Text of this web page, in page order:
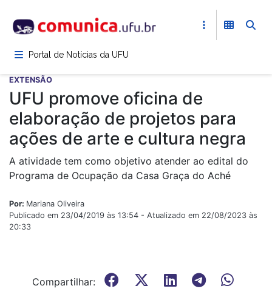
para
conteúdoPortal de Notícias da UFU
EXTENSÃO
UFU promove oficina de
elaboração de projetos para
ações de arte e cultura negra
A atividade tem como objetivo atender ao edital do
Programa de Ocupação da Casa Graça do Aché
Por: Mariana Oliveira
Publicado em 23/04/2019 às 13:54 - Atualizado em 22/08/2023 às
20:33
Compartilhar: